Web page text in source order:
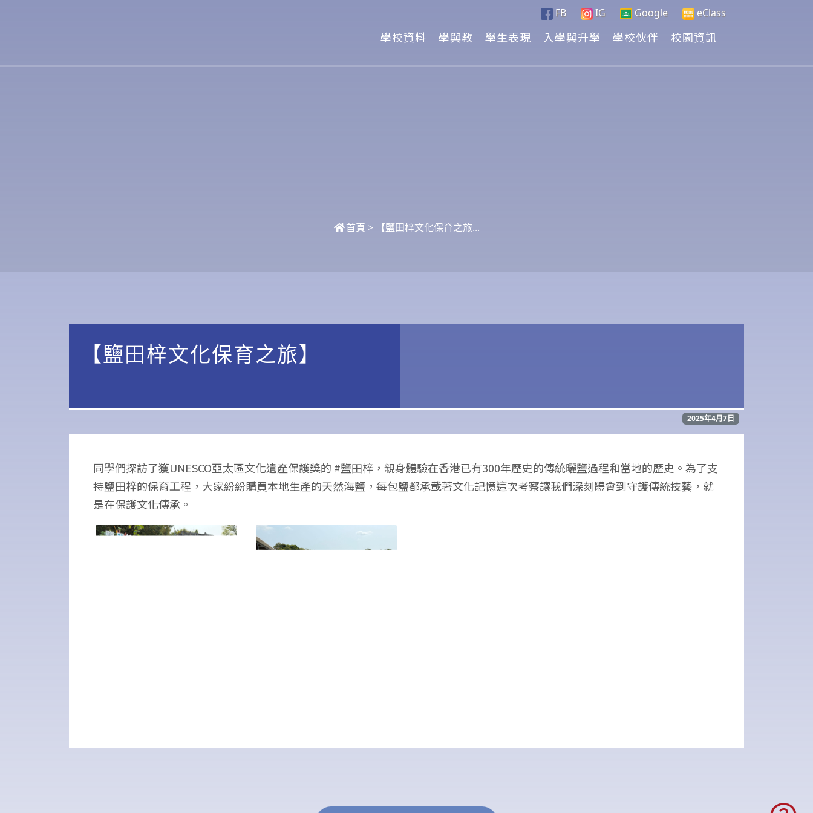
FB IG Google eClass
學校資料 學與教 學生表現 入學與升學 學校伙伴 校園資訊
首頁 > 【鹽田梓文化保育之旅...
【鹽田梓文化保育之旅】
2025年4月7日
同學們探訪了獲UNESCO亞太區文化遺產保護獎的 #鹽田梓，親身體驗在香港已有300年歷史的傳統曬鹽過程和當地的歷史。為了支
持鹽田梓的保育工程，大家紛紛購買本地生產的天然海鹽，每包鹽都承載著文化記憶這次考察讓我們深刻體會到守護傳統技藝，就
是在保護文化傳承。